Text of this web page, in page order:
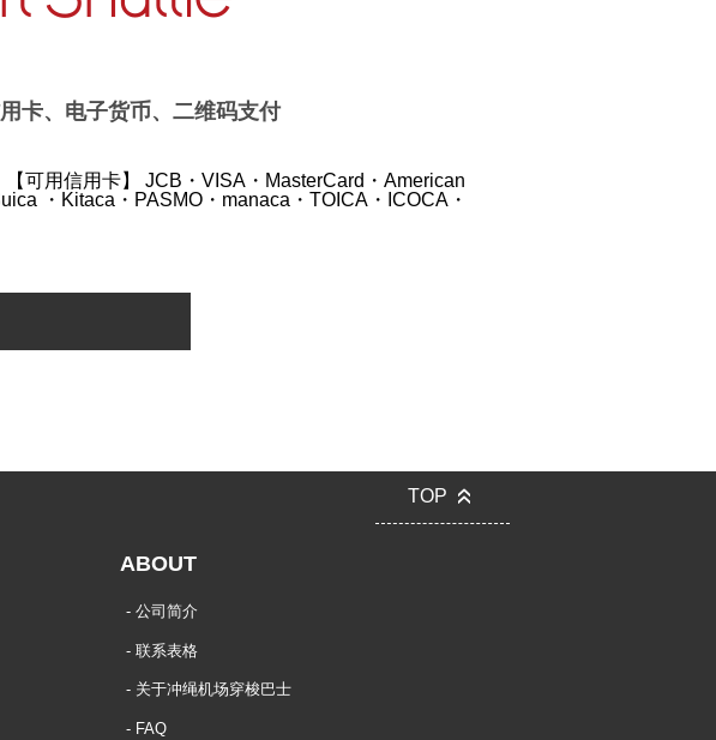
卡、电子货币、二维码支付
【可用信用卡】
JCB・VISA・MasterCard・American
・Kitaca・PASMO・manaca・TOICA・ICOCA・
TOP
ABOUT
公司简介
联系表格
关于冲绳机场穿梭巴士
FAQ